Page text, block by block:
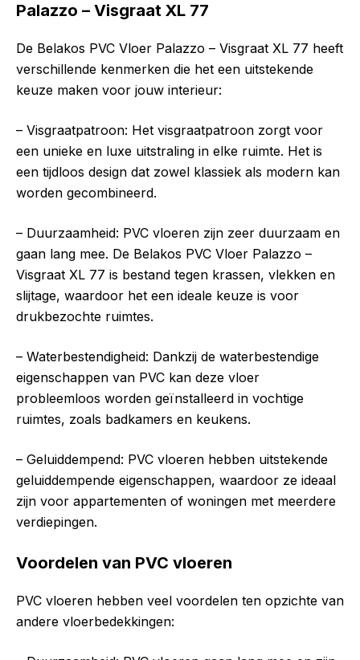
Palazzo – Visgraat XL 77
De Belakos PVC Vloer Palazzo – Visgraat XL 77 heeft
verschillende kenmerken die het een uitstekende
keuze maken voor jouw interieur:
– Visgraatpatroon: Het visgraatpatroon zorgt voor
een unieke en luxe uitstraling in elke ruimte. Het is
een tijdloos design dat zowel klassiek als modern kan
worden gecombineerd.
– Duurzaamheid: PVC vloeren zijn zeer duurzaam en
gaan lang mee. De Belakos PVC Vloer Palazzo –
Visgraat XL 77 is bestand tegen krassen, vlekken en
slijtage, waardoor het een ideale keuze is voor
drukbezochte ruimtes.
– Waterbestendigheid: Dankzij de waterbestendige
eigenschappen van PVC kan deze vloer
probleemloos worden geïnstalleerd in vochtige
ruimtes, zoals badkamers en keukens.
– Geluiddempend: PVC vloeren hebben uitstekende
geluiddempende eigenschappen, waardoor ze ideaal
zijn voor appartementen of woningen met meerdere
verdiepingen.
Voordelen van PVC vloeren
PVC vloeren hebben veel voordelen ten opzichte van
andere vloerbedekkingen: